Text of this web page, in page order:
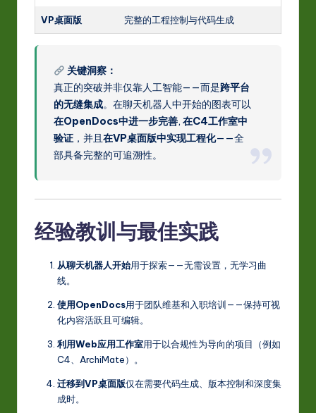
VP桌面版 完整的工程控制与代码生成
关键洞察：
真正的突破并非仅靠人工智能——而是跨平台
的无缝集成。在聊天机器人中开始的图表可以
在OpenDocs中进一步完善,在C4工作室中
验证 ，并且在VP桌面版中实现工程化——全
部具备完整的可追溯性。
经验教训与最佳实践
从聊天机器人开始用于探索——无需设置，无学习曲
线。
使用OpenDocs用于团队维基和入职培训——保持可视
化内容活跃且可编辑。
利用Web应用工作室用于以合规性为导向的项目（例如
C4、ArchiMate）。
迁移到VP桌面版仅在需要代码生成、版本控制和深度集
成时。